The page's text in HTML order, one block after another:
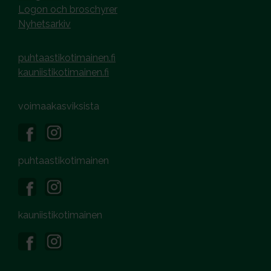
Logon och broschyrer
Nyhetsarkiv
puhtaastikotimainen.fi
kauniistikotimainen.fi
voimaakasviksista
puhtaastikotimainen
kauniistikotimainen